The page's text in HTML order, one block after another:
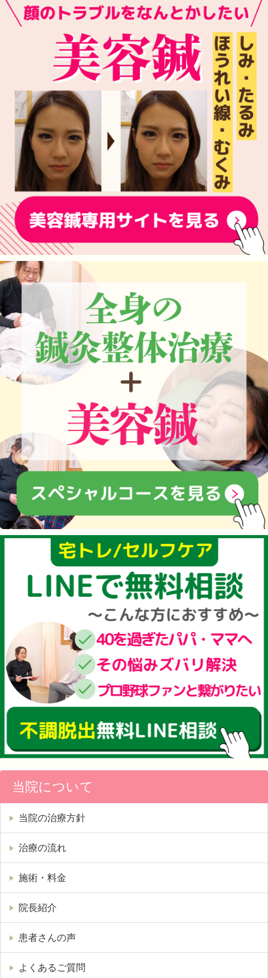
当院について
当院の治療方針
治療の流れ
施術・料金
院長紹介
患者さんの声
よくあるご質問